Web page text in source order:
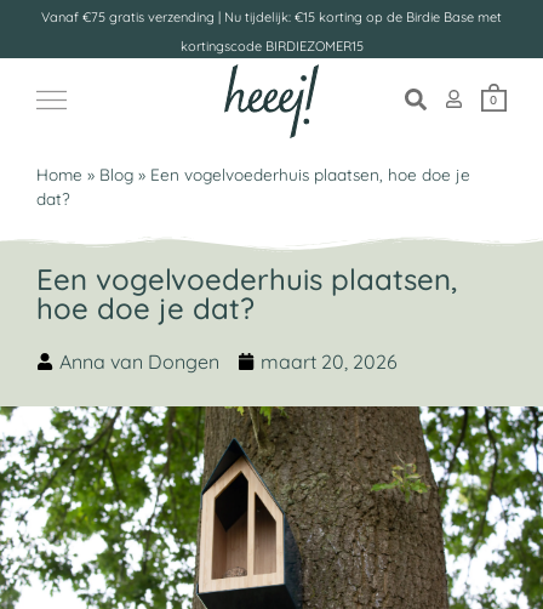
Vanaf €75 gratis verzending | Nu tijdelijk: €15 korting op de Birdie Base met
kortingscode BIRDIEZOMER15
0
Home » Blog » Een vogelvoederhuis plaatsen, hoe doe je
dat?
Een vogelvoederhuis plaatsen,
hoe doe je dat?
Anna van Dongen maart 20, 2026